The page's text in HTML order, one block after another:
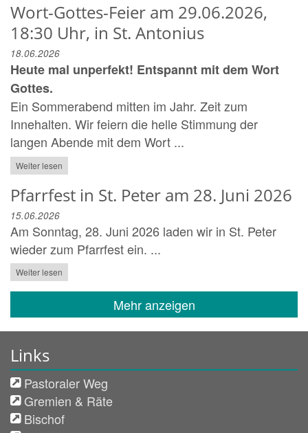
Wort-Gottes-Feier am 29.06.2026,
18:30 Uhr, in St. Antonius
18.06.2026
Heute mal unperfekt! Entspannt mit dem Wort
Gottes.
Ein Sommerabend mitten im Jahr. Zeit zum
Innehalten. Wir feiern die helle Stimmung der
langen Abende mit dem Wort ...
Weiter lesen
Pfarrfest in St. Peter am 28. Juni 2026
15.06.2026
Am Sonntag, 28. Juni 2026 laden wir in St. Peter
wieder zum Pfarrfest ein. ...
Weiter lesen
Mehr anzeigen
Links
Pastoraler Weg
Gremien & Räte
Bischof